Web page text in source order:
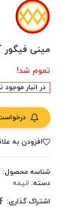
مینی فیگور
تموم شد!
در انبار
افزودن به
شناسه محصول:
دسته: انیمه
اشتراک گذاری: